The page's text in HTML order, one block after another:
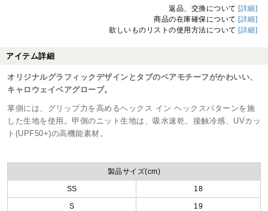
返品、交換について [詳細]
商品の在庫確保について [詳細]
欲しいものリストの使用方法について [詳細]
アイテム詳細
オリジナルグラフィックデザインとタブのベアモチーフがかわいい、
キャロウェイベアグローブ。
掌側には、グリップ力を高めるヘックス イン ヘックスパターンを施
した生地を使用。甲側のニット生地は、吸水速乾、接触冷感、UVカッ
ト(UPF50+)の高機能素材。
製品サイズ(cm)
SS 18
S 19